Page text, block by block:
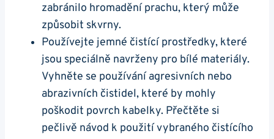
zabránilo hromadění prachu, který ⁤může
způsobit ⁣skvrny.
Používejte jemné čistící ​prostředky, které
jsou speciálně navrženy pro bílé materiály.
Vyhněte se používání agresivních nebo
⁣abrazivních čistidel, které by mohly
poškodit ⁤povrch kabelky. Přečtěte si
pečlivě návod k ‌použití vybraného čistícího